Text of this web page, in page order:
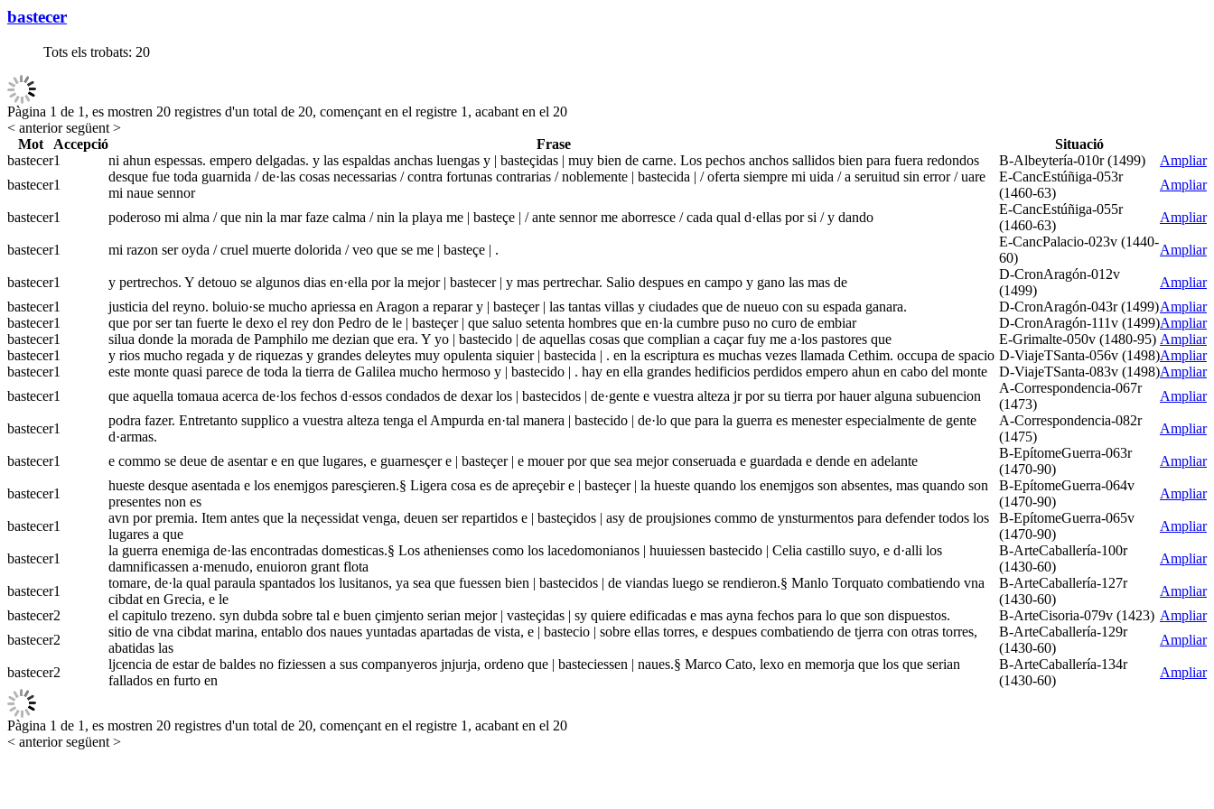
bastecer
Tots els trobats: 20
Pàgina 1 de 1, es mostren 20 registres d'un total de 20, començant en el registre 1, acabant en el 20
< anteriorsegüent >
Mot
Accepció Frase
Situació
bastecer1 ni ahun espessas. empero delgadas. y las espaldas anchas luengas y | basteçidas | muy bien de carne. Los pechos anchos sallidos bien para fuera redondos B-Albeytería-010r (1499)
Ampliar
bastecer1
desque fue toda guarnida / de·las cosas necessarias / contra fortunas contrarias / noblemente | bastecida | / oferta siempre mi uida / a seruitud sin error / uare
mi naue sennor
E-CancEstúñiga-053r
(1460-63)
Ampliar
bastecer1 poderoso mi alma / que nin la mar faze calma / nin la playa me | basteçe | / ante sennor me aborresce / cada qual d·ellas por si / y dando
E-CancEstúñiga-055r
(1460-63)
Ampliar
bastecer1 mi razon ser oyda / cruel muerte dolorida / veo que se me | basteçe | .
E-CancPalacio-023v (1440-
60)
Ampliar
bastecer1 y pertrechos. Y detouo se algunos dias en·ella por la mejor | bastecer | y mas pertrechar. Salio despues en campo y gano las mas de
D-CronAragón-012v
(1499)
Ampliar
bastecer1 justicia del reyno. boluio·se mucho apriessa en Aragon a reparar y | basteçer | las tantas villas y ciudades que de nueuo con su espada ganara. D-CronAragón-043r (1499)Ampliar
bastecer1 que por ser tan fuerte le dexo el rey don Pedro de le | basteçer | que saluo setenta hombres que en·la cumbre puso no curo de embiar D-CronAragón-111v (1499)Ampliar
bastecer1 silua donde la morada de Pamphilo me dezian que era. Y yo | bastecido | de aquellas cosas que complian a caçar fuy me a·los pastores que E-Grimalte-050v (1480-95) Ampliar
bastecer1 y rios mucho regada y de riquezas y grandes deleytes muy opulenta siquier | bastecida | . en la escriptura es muchas vezes llamada Cethim. occupa de spacio D-ViajeTSanta-056v (1498)Ampliar
bastecer1 este monte quasi parece de toda la tierra de Galilea mucho hermoso y | bastecido | . hay en ella grandes hedificios perdidos empero ahun en cabo del monte D-ViajeTSanta-083v (1498)Ampliar
bastecer1 que aquella tomaua acerca de·los fechos d·essos condados de dexar los | bastecidos | de·gente e vuestra alteza jr por su tierra por hauer alguna subuencion
A-Correspondencia-067r
(1473)
Ampliar
bastecer1
podra fazer. Entretanto supplico a vuestra alteza tenga el Ampurda en·tal manera | bastecido | de·lo que para la guerra es menester especialmente de gente
d·armas.
A-Correspondencia-082r
(1475)
Ampliar
bastecer1 e commo se deue de asentar e en que lugares, e guarnesçer e | basteçer | e mouer por que sea mejor conseruada e guardada e dende en adelante
B-EpítomeGuerra-063r
(1470-90)
Ampliar
bastecer1
hueste desque asentada e los enemjgos paresçieren.§ Ligera cosa es de apreçebir e | basteçer | la hueste quando los enemjgos son absentes, mas quando son
presentes non es
B-EpítomeGuerra-064v
(1470-90)
Ampliar
bastecer1
avn por premia. Item antes que la neçessidat venga, deuen ser repartidos e | basteçidos | asy de proujsiones commo de ynsturmentos para defender todos los
lugares a que
B-EpítomeGuerra-065v
(1470-90)
Ampliar
bastecer1
la guerra enemiga de·las encontradas domesticas.§ Los athenienses como los lacedomonianos | huuiessen bastecido | Celia castillo suyo, e d·alli los
damnificassen a·menudo, enuioron grant flota
B-ArteCaballería-100r
(1430-60)
Ampliar
bastecer1
tomare, de·la qual paraula spantados los lusitanos, ya sea que fuessen bien | bastecidos | de viandas luego se rendieron.§ Manlo Torquato combatiendo vna
cibdat en Grecia, e le
B-ArteCaballería-127r
(1430-60)
Ampliar
bastecer2 el capitulo trezeno. syn dubda sobre tal e buen çimjento serian mejor | vasteçidas | sy quiere edificadas e mas ayna fechos para lo que son dispuestos. B-ArteCisoria-079v (1423) Ampliar
bastecer2
sitio de vna cibdat marina, entablo dos naues yuntadas apartadas de vista, e | bastecio | sobre ellas torres, e despues combatiendo de tjerra con otras torres,
abatidas las
B-ArteCaballería-129r
(1430-60)
Ampliar
bastecer2
ljcencia de estar de baldes no fiziessen a sus companyeros jnjurja, ordeno que | basteciessen | naues.§ Marco Cato, lexo en memorja que los que serian
fallados en furto en
B-ArteCaballería-134r
(1430-60)
Ampliar
Pàgina 1 de 1, es mostren 20 registres d'un total de 20, començant en el registre 1, acabant en el 20
< anteriorsegüent >